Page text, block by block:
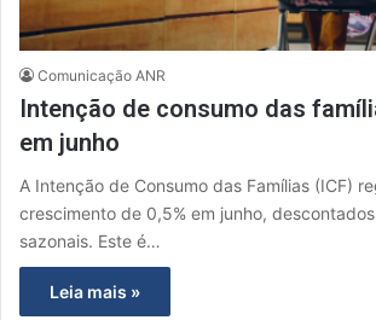
Comunicação ANR
Intenção de consumo das
em junho
A Intenção de Consumo das Famílias (ICF)
crescimento de 0,5% em junho,
sazonais. Este é…
Leia mais »